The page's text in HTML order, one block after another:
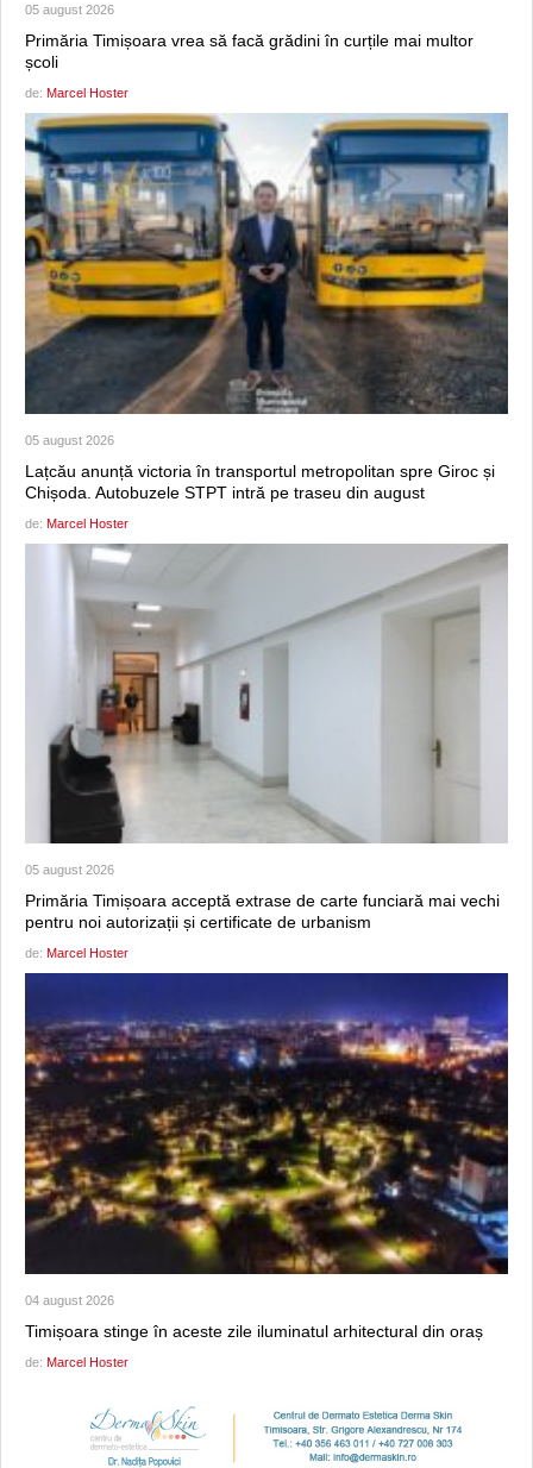
05 august 2026
Primăria Timișoara vrea să facă grădini în curțile mai multor
școli
de: Marcel Hoster
05 august 2026
Lațcău anunță victoria în transportul metropolitan spre Giroc și
Chișoda. Autobuzele STPT intră pe traseu din august
de: Marcel Hoster
05 august 2026
Primăria Timișoara acceptă extrase de carte funciară mai vechi
pentru noi autorizații și certificate de urbanism
de: Marcel Hoster
04 august 2026
Timișoara stinge în aceste zile iluminatul arhitectural din oraș
de: Marcel Hoster